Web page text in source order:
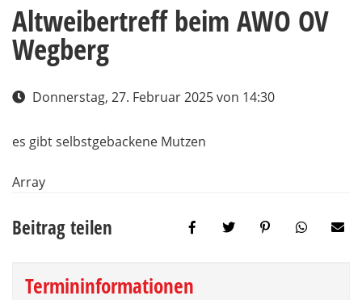
Altweibertreff beim AWO OV
Wegberg
Donnerstag, 27. Februar 2025von 14:30
es gibt selbstgebackene Mutzen
Array
Beitrag teilen
Termininformationen